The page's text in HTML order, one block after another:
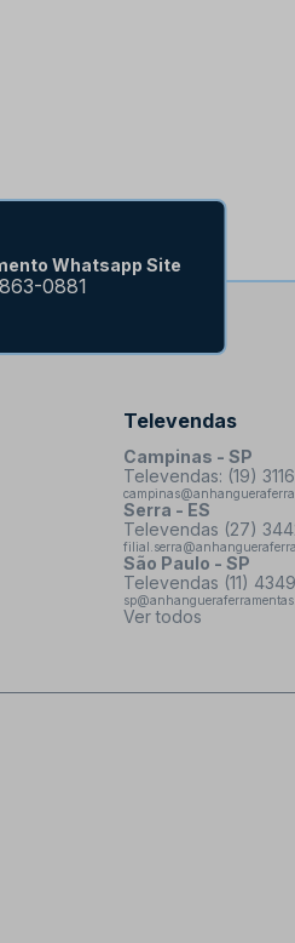
Whatsapp Site
0881
Televendas
Campinas - SP
Televendas: (19)
Serra - ES
Televendas (27)
São Paulo - SP
Televendas (11)
Ver todos